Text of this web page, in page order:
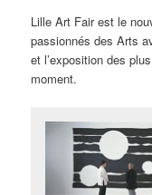
Lille Art Fair est le
passionnés des Arts
et l’exposition des
moment.